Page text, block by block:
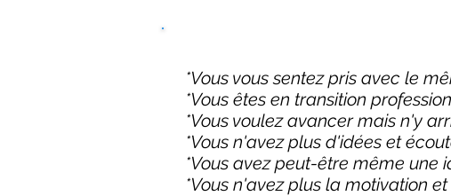
*Vous vous sentez pris avec le
*Vous êtes en transition
*Vous voulez avancer mais n'y
*Vous n'avez plus d'idées et
*Vous avez peut-être même une
*Vous n'avez plus la motivation